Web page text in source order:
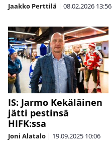
Jaakko Perttilä | 08.02.2026 13:56
IS: Jarmo Kekäläinen
jätti pestinsä
HIFK:ssa
Joni Alatalo | 19.09.2025 10:06